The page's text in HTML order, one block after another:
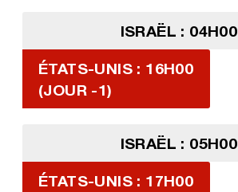
ISRAËL : 04H00
ÉTATS-UNIS : 16H00
(JOUR -1)
ISRAËL : 05H00
ÉTATS-UNIS : 17H00